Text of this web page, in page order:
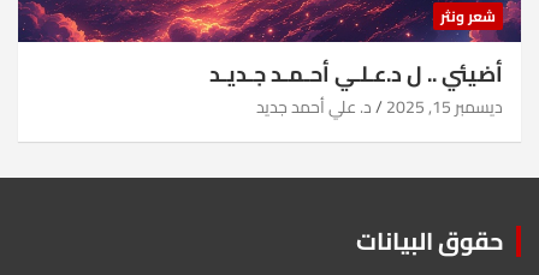
شعر ونثر
أضيئي .. ل د.عـلـي أحـمـد جـديـد
ديسمبر 15, 2025 د. علي أحمد جديد
حقوق البيانات